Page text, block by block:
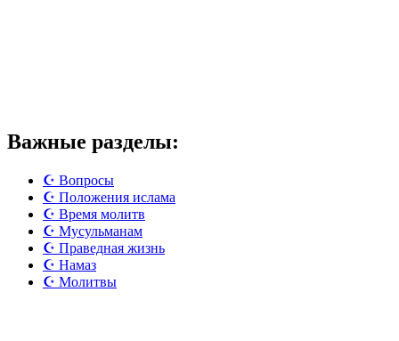
Важные разделы:
☪️ Вопросы
☪️ Положения ислама
☪️ Время молитв
☪️ Мусульманам
☪️ Праведная жизнь
☪️ Намаз
☪️ Молитвы